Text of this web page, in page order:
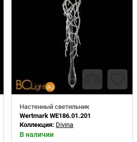
Настенный светильник
Wertmark WE186.01.201
Коллекция: Divina
В наличии